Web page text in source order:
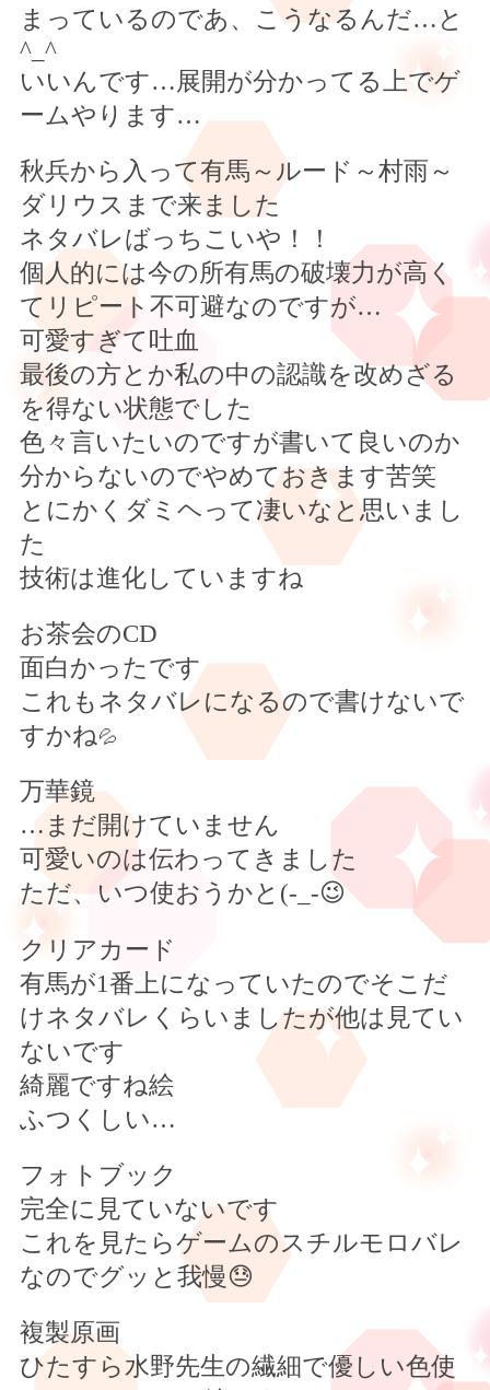
まっているのであ、こうなるんだ… と
^_^
いいんです… 展開が分かってる上でゲ
ームやります…
秋兵から入って有馬～ルード～村雨～
ダリウスまで来ました
ネタバレばっちこいや！！
個人的には今の所有馬の破壊力が高く
てリピート不可避なのですが…
可愛すぎて吐血
最後の方とか私の中の認識を改めざる
を得ない状態でした
色々言いたいのですが書いて良いのか
分からないのでやめておきます苦笑
とにかくダミヘって凄いなと思いまし
た
技術は進化していますね
お茶会のCD
面白かったです
これもネタバレになるので書けないで
すかね💦
万華鏡
… まだ開けていません
可愛いのは伝わってきました
ただ、いつ使おうかと(-_-😉
クリアカード
有馬が1 番上になっていたのでそこだ
けネタバレくらいましたが他は見てい
ないです
綺麗ですね絵
ふつくしい…
フォトブック
完全に見ていないです
これを見たらゲームのスチルモロバレ
なのでグッと我慢😓
複製原画
ひたすら水野先生の繊細で優しい色使